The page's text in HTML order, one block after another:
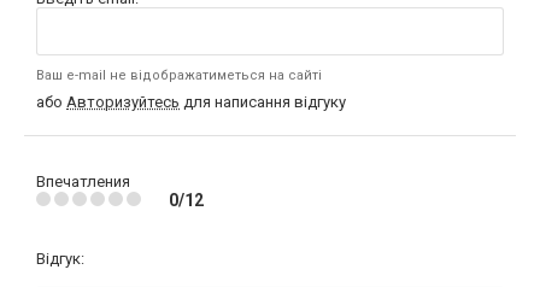
Ваш e-mail не відображатиметься на сайті
або Авторизуйтесь для написання відгуку
Впечатления
0/12
Відгук: